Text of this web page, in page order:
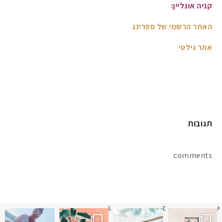
קניה אונליין:
האתר הרשמי של ספרינג
אתר גילטי
תגובות
comments
תמונה כבר חודשיים
איזו אהבתם יותר? הראשונה או